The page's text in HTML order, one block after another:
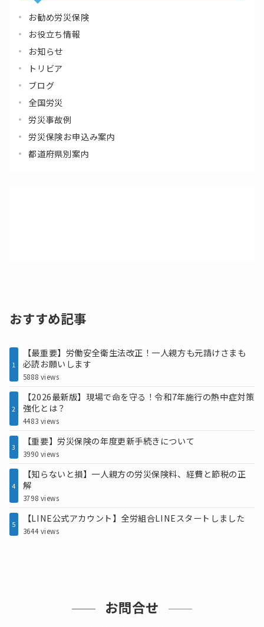
お勧め労災保険
お役立ち情報
お知らせ
トリビア
ブログ
全国労災
労災事故例
労災保険お申込み案内
都道府県別案内
おすすめ記事
1
【最重要】労働安全衛生法改正！一人親方も元請けさまも
必読お願いします
5888 views
2
【2026最新版】現場で命を守る！令和7年施行の熱中症対策
強化とは？
4483 views
3
【重要】労災保険の年度更新手続きについて
3990 views
4
【知らないと損】一人親方の労災保険料、経費と節税の正
解
3798 views
5
【LINE公式アカウント】全労組合LINEスタートしました
3644 views
お問合せ